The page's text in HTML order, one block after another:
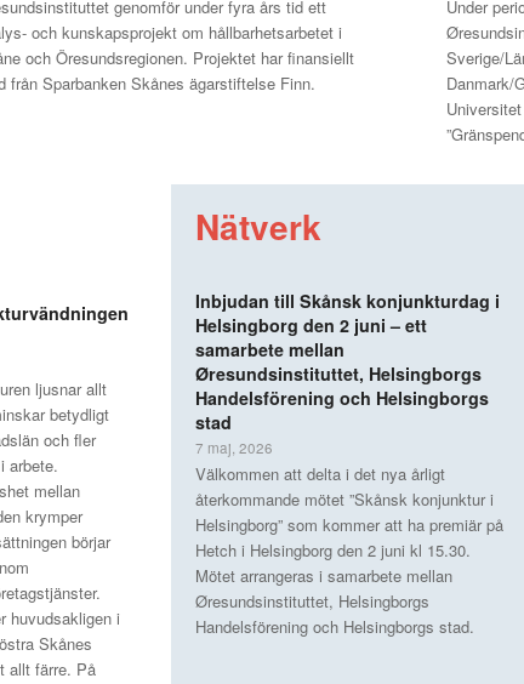
genomför under fyra års tid ett
och kunskapsprojekt om hållbarhetsarbetet i
och Öresundsregionen. Projektet har finansiellt
från Sparbanken Skånes ägarstiftelse Finn.
Under
Sverige/
Danmark/
ljusnar allt
betydligt
och fler
arbete.
mellan
krymper
börjar
huvudsakligen i
Skånes
allt färre. På
Nätverk
Inbjudan till Skånsk konjunkturdag i
Helsingborg den 2 juni – ett
samarbete mellan
Øresundsinstituttet, Helsingborgs
Handelsförening och Helsingborgs
stad
7 maj, 2026
Välkommen att delta i det nya årligt
återkommande mötet ”Skånsk konjunktur i
Helsingborg” som kommer att ha premiär på
Hetch i Helsingborg den 2 juni kl 15.30.
Mötet arrangeras i samarbete mellan
Øresundsinstituttet, Helsingborgs
Handelsförening och Helsingborgs stad.